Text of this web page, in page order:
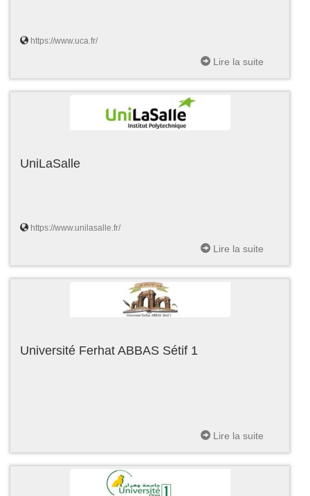
https://www.uca.fr/
Lire la suite
UniLaSalle
https://www.unilasalle.fr/
Lire la suite
Université Ferhat ABBAS Sétif 1
Lire la suite